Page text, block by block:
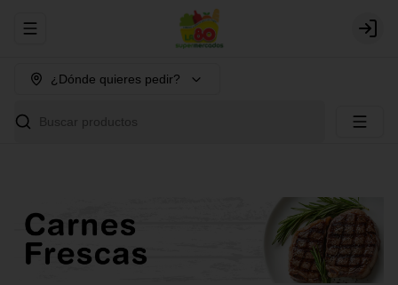
Abrir menu de navegación Login
¿Dónde quieres pedir?
Buscar productos